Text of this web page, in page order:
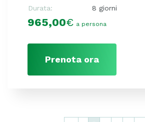
Durata:
8 giorni
965,00€ a persona
Prenota ora